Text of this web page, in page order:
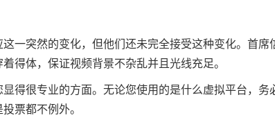
一突然的变化，但他们还未完全接受这种变化。首席
得体，保证视频背景不杂乱并且光线充足。
得很专业的方面。无论您使用的是什么虚拟平台，务
票都不例外。